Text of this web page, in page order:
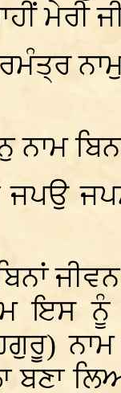
ਮੇਰੀ
ਨਾਮ
ਜਪਉ
ਇਸ ਨੂੰ
ਬਣਾ